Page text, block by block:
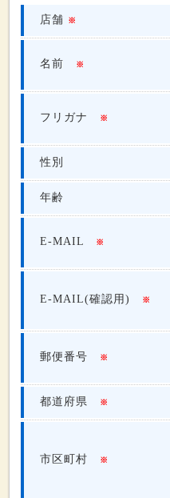
店舗 ※
名前 ※
フリガナ ※
性別
年齢
E-MAIL ※
E-MAIL(確認用) ※
郵便番号 ※
都道府県 ※
市区町村 ※